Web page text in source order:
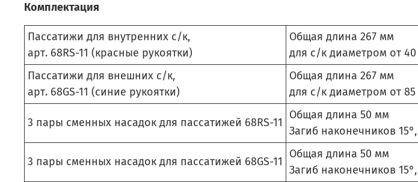
Комплектация
Пассатижи для внутренних с/к,
арт. 68RS-11 (красные рукоятки)
Общая длина 267 мм
для с/к диаметром от
Пассатижи для внешних с/к,
арт. 68GS-11 (синие рукоятки)
Общая длина 267 мм
для с/к диаметром от
3 пары сменных насадок для пассатижей 68RS-11
Общая длина 50 мм
Загиб наконечников
3 пары сменных насадок для пассатижей 68GS-11
Общая длина 50 мм
Загиб наконечников